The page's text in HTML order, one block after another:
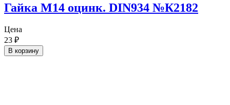
Гайка М14 оцинк. DIN934 №К2182
Цена
23 ₽
В корзину